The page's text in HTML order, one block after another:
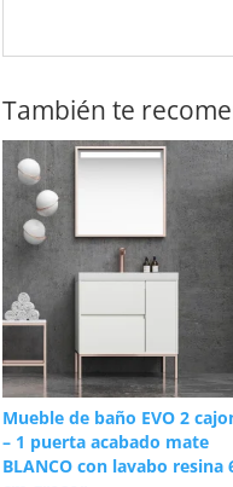
También te
Mueble de baño EVO 2
– 1 puerta acabado mate
BLANCO con lavabo resina